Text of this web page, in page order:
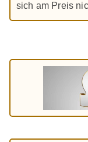
sich am Preis